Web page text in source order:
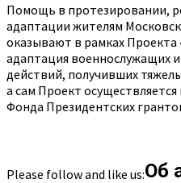
Помощь в протезировании,
адаптации жителям
оказывают в рамках Проекта
адаптация военнослужащих
действий, получивших
а сам Проект
Фонда Президентских
Please follow and like us:Об